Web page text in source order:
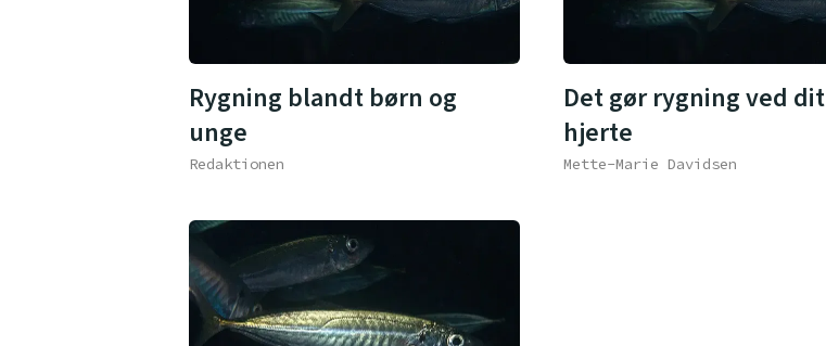
Rygning blandt børn og
unge
Redaktionen
Det gør rygning ved dit
hjerte
Mette-Marie Davidsen